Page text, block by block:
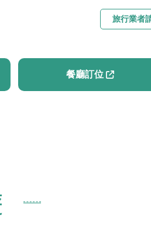
旅行業者
餐廳訂位
餐廳訂位